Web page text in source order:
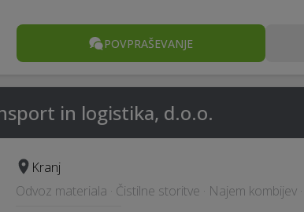
POVPRAŠEVANJE
in logistika, d.o.o.
Kranj
Odvoz materiala · Čistilne storitve · Najem kombijev